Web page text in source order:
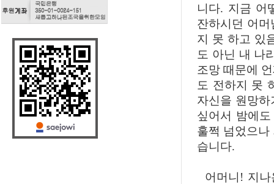
니다. 지금 어
잔하시던 어
지 못 하고 있
도 아닌 내 나
조망 때문에
도 전하지 못
자신을 원망
싶어서 밤에
훌쩍 넘었으나
습니다.
어머니! 지나